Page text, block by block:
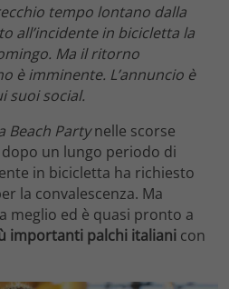
tempo lontano dalla
all’incidente in bicicletta la
Ma il ritorno
è imminente. L’annuncio è
suoi social.
Beach Partynelle scorse
un lungo periodo di
in bicicletta ha richiesto
la convalescenza. Ma
meglio ed è quasi pronto a
importanti palchi italiani con